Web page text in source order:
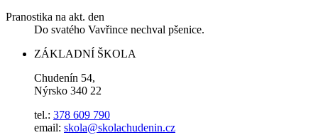
Pranostika na akt. den
Do svatého Vavřince nechval pšenice.
ZÁKLADNÍ ŠKOLA
Chudenín 54,
Nýrsko 340 22
tel.: 378 609 790
email: skola@skolachudenin.cz